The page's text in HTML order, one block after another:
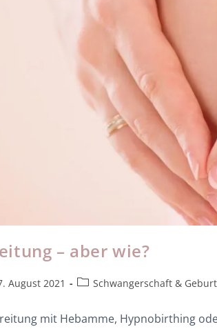
– aber wie?
August 2021 Schwangerschaft & Geburt
mit Hebamme, Hypnobirthing